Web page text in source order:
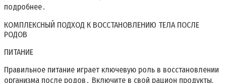
подробнее․
КОМПЛЕКСНЫЙ ПОДХОД К ВОССТАНОВЛЕНИЮ ТЕЛА ПОСЛЕ
РОДОВ
ПИТАНИЕ
Правильное питание играет ключевую роль в восстановлении
организма после родов․ Включите в свой рацион продукты,